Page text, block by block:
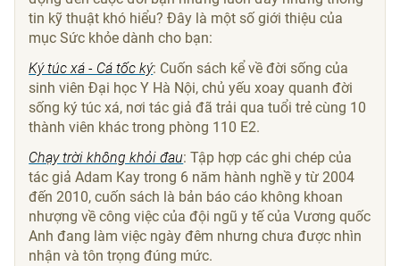
tin kỹ thuật khó hiểu? Đây là một số giới thiệu của
mục Sức khỏe dành cho bạn:
Ký túc xá - Cá tốc ký: Cuốn sách kể về đời sống của
sinh viên Đại học Y Hà Nội, chủ yếu xoay quanh đời
sống ký túc xá, nơi tác giả đã trải qua tuổi trẻ cùng 10
thành viên khác trong phòng 110 E2.
Chạy trời không khỏi đau: Tập hợp các ghi chép của
tác giả Adam Kay trong 6 năm hành nghề y từ 2004
đến 2010, cuốn sách là bản báo cáo không khoan
nhượng về công việc của đội ngũ y tế của Vương quốc
Anh đang làm việc ngày đêm nhưng chưa được nhìn
nhận và tôn trọng đúng mức.